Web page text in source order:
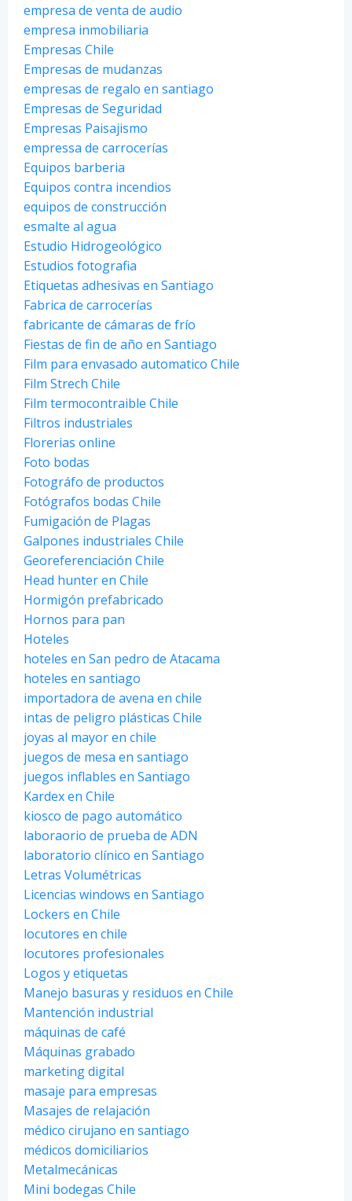
empresa de venta de audio
empresa inmobiliaria
Empresas Chile
Empresas de mudanzas
empresas de regalo en santiago
Empresas de Seguridad
Empresas Paisajismo
empressa de carrocerías
Equipos barberia
Equipos contra incendios
equipos de construcción
esmalte al agua
Estudio Hidrogeológico
Estudios fotografia
Etiquetas adhesivas en Santiago
Fabrica de carrocerías
fabricante de cámaras de frío
Fiestas de fin de año en Santiago
Film para envasado automatico Chile
Film Strech Chile
Film termocontraible Chile
Filtros industriales
Florerias online
Foto bodas
Fotográfo de productos
Fotógrafos bodas Chile
Fumigación de Plagas
Galpones industriales Chile
Georeferenciación Chile
Head hunter en Chile
Hormigón prefabricado
Hornos para pan
Hoteles
hoteles en San pedro de Atacama
hoteles en santiago
importadora de avena en chile
intas de peligro plásticas Chile
joyas al mayor en chile
juegos de mesa en santiago
juegos inflables en Santiago
Kardex en Chile
kiosco de pago automático
laboraorio de prueba de ADN
laboratorio clínico en Santiago
Letras Volumétricas
Licencias windows en Santiago
Lockers en Chile
locutores en chile
locutores profesionales
Logos y etiquetas
Manejo basuras y residuos en Chile
Mantención industrial
máquinas de café
Máquinas grabado
marketing digital
masaje para empresas
Masajes de relajación
médico cirujano en santiago
médicos domiciliarios
Metalmecánicas
Mini bodegas Chile